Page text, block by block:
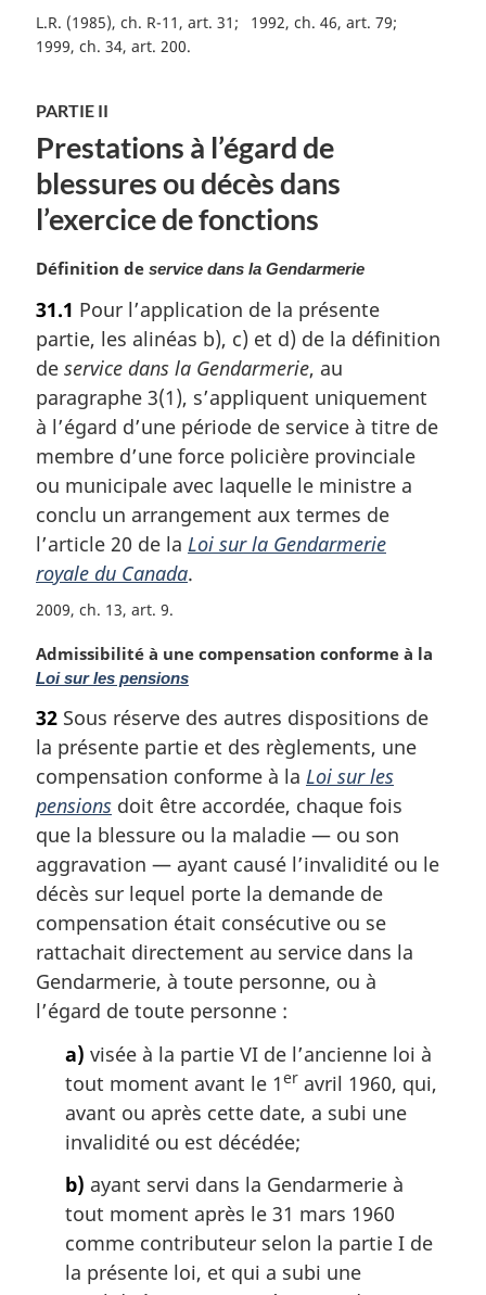
L.R. (1985), ch. R-11, art. 31
1992, ch. 46, art. 79
1999, ch. 34, art. 200
PARTIE II
Prestations à l’égard de
blessures ou décès dans
l’exercice de fonctions
N
t
e
m
r
g
i
n
a
l
e
:
Définition de service dans la Gendarmerie
31.1 Pour l’application de la présente
partie, les alinéas b), c) et d) de la définition
de service dans la Gendarmerie, au
paragraphe 3(1), s’appliquent uniquement
à l’égard d’une période de service à titre de
membre d’une force policière provinciale
ou municipale avec laquelle le ministre a
conclu un arrangement aux termes de
l’article 20 de la Loi sur la Gendarmerie
royale du Canada.
2009, ch. 13, art. 9
N
o
e
m
a
g
i
n
a
l
:
Admissibilité à une compensation conforme à la
Loi sur les pensions
32 Sous réserve des autres dispositions de
la présente partie et des règlements, une
compensation conforme à la Loi sur les
pensions doit être accordée, chaque fois
que la blessure ou la maladie — ou son
aggravation — ayant causé l’invalidité ou le
décès sur lequel porte la demande de
compensation était consécutive ou se
rattachait directement au service dans la
Gendarmerie, à toute personne, ou à
l’égard de toute personne :
a) visée à la partie VI de l’ancienne loi à
tout moment avant le 1er avril 1960, qui,
avant ou après cette date, a subi une
invalidité ou est décédée;
b) ayant servi dans la Gendarmerie à
tout moment après le 31 mars 1960
comme contributeur selon la partie I de
la présente loi, et qui a subi une